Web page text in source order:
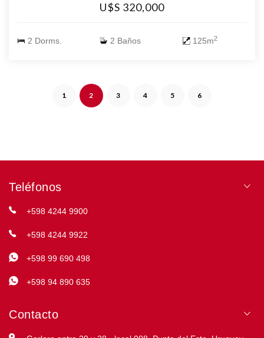
U$S 320,000
2 Dorms. 2 Baños 125m2
1 2 3 4 5 6
Teléfonos
+598 4244 9900
+598 4244 9922
+598 99 690 498
+598 94 890 635
Contacto